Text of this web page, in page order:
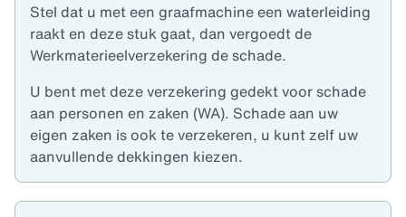
Stel dat u met een graafmachine een waterleiding
raakt en deze stuk gaat, dan vergoedt de
Werkmaterieelverzekering de schade.
U bent met deze verzekering gedekt voor schade
aan personen en zaken (WA). Schade aan uw
eigen zaken is ook te verzekeren, u kunt zelf uw
aanvullende dekkingen kiezen.